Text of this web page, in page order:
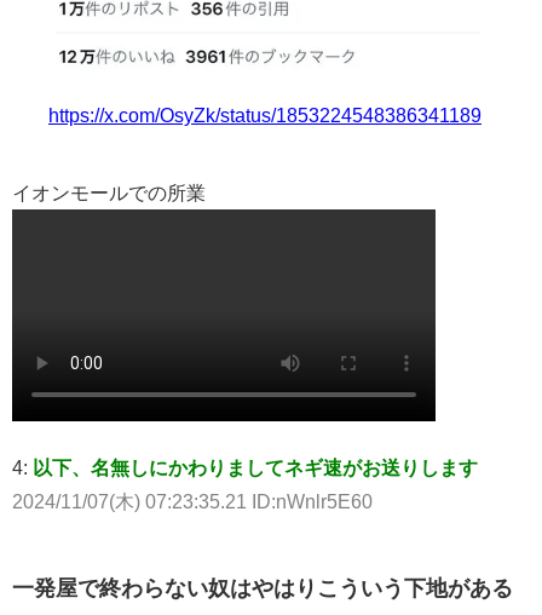
https://x.com/OsyZk/status/1853224548386341189
イオンモールでの所業
4: 以下、名無しにかわりましてネギ速がお送りします
2024/11/07(木) 07:23:35.21 ID:nWnlr5E60
一発屋で終わらない奴はやはりこういう下地がある